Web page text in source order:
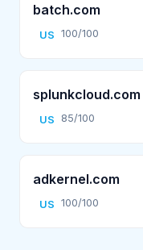
batch.com
US 100/100
splunkcloud.com
US 85/100
adkernel.com
US 100/100